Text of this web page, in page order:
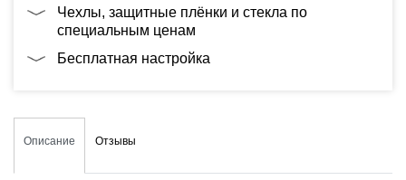
Чехлы, защитные плёнки и стекла по
специальным ценам
Бесплатная настройка
Описание Отзывы